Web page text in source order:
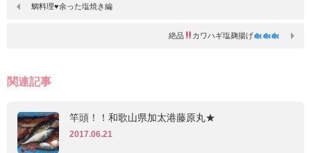
鯛料理♥余った塩焼き編
絶品 カワハギ塩麹揚げ
関連記事
竿頭！！和歌山県加太港藤原丸★
2017.06.21